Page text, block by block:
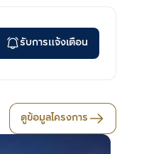
รับการแจ้งเตือน
ดูข้อมูลโครงการ